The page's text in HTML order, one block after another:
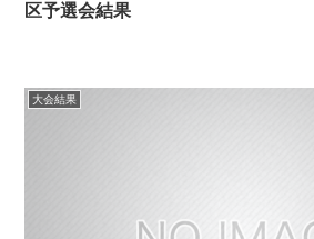
区予選会結果
大会結果